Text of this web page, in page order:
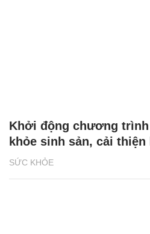
SỨC KHỎE
Khởi động chương
khỏe sinh sản, cải thiện